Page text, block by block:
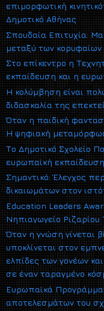
επιμορφωτική
Δημοτικό Αθήνας
Σπουδαία Επιτυχία:
μεταξύ των κορυφαίων
Στο επίκεντρο η
εκπαίδευση και η
Η κολύμβηση είναι
διδασκαλία της
Όταν η παιδική
Η ψηφιακή
Το Δημοτικό Σχολείο
ευρωπαϊκή
Σημαντικό: Έλεγχος
δικαιωμάτων στον
Education Leaders
Νηπιαγωγείο Ριζαρίου
Όταν η γνώση γίνεται
υποκλίνεται στον
ελπίδες των γονέων
σε έναν ταραγμένο
Ευρωπαϊκά
αποτελεσμάτων του